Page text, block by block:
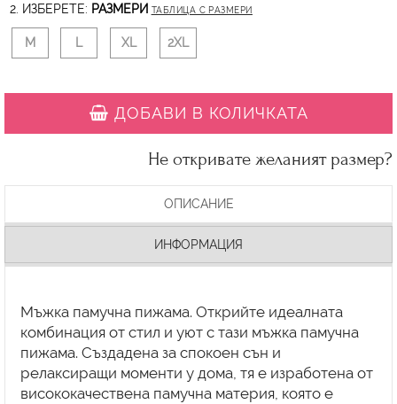
2. ИЗБЕРЕТЕ: РАЗМЕРИ ТАБЛИЦА С РАЗМЕРИ
M L XL 2XL
ДОБАВИ В КОЛИЧКАТА
Не откривате желаният размер?
ОПИСАНИЕ
ИНФОРМАЦИЯ
Мъжка памучна пижама. Открийте идеалната
комбинация от стил и уют с тази мъжка памучна
пижама. Създадена за спокоен сън и
релаксиращи моменти у дома, тя е изработена от
висококачествена памучна материя, която е